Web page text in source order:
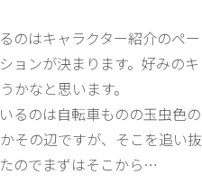
のはキャラクター紹介のペー
ョンが決まります。好みのキ
かなと思います。
るのは自転車ものの玉虫色の
その辺ですが、そこを追い抜
のでまずはそこから…